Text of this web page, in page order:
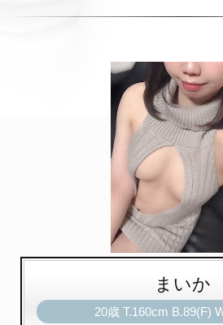
まいか
20歳 T.160cm B.89(F)